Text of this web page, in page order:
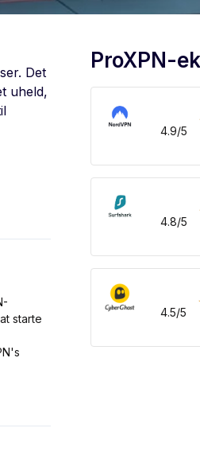
Det
uheld,
starte
ProXPN-
4.9/5
4.8/5
4.5/5